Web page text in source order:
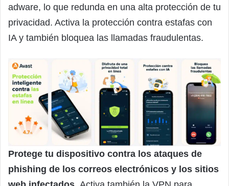
adware, lo que redunda en una alta protección de tu
privacidad. Activa la protección contra estafas con
IA y también bloquea las llamadas fraudulentas.
Protege tu dispositivo contra los ataques de
phishing de los correos electrónicos y los sitios